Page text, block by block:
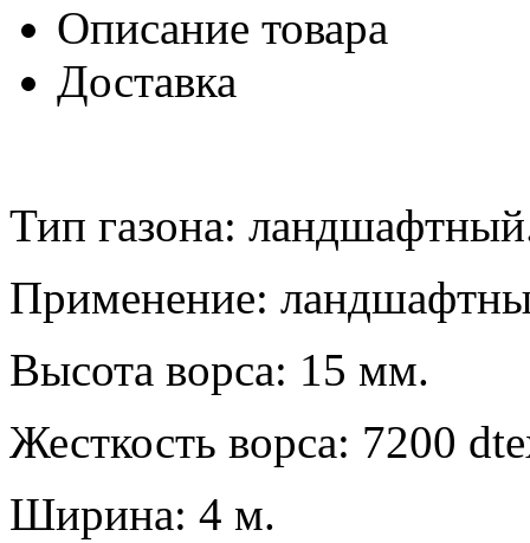
Описание товара
Доставка
Тип газона:
Применение:
Высота ворса: 15 мм.
Жесткость ворса: 7200
Ширина: 4 м.